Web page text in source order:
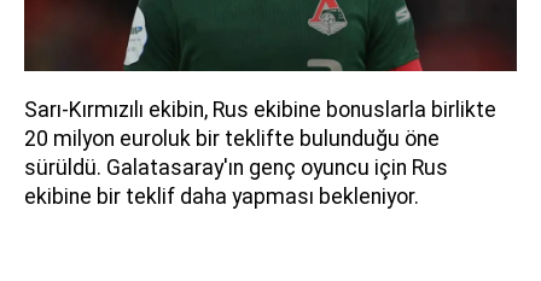
Sarı-Kırmızılı ekibin, Rus ekibine bonuslarla birlikte
20 milyon euroluk bir teklifte bulunduğu öne
sürüldü. Galatasaray'ın genç oyuncu için Rus
ekibine bir teklif daha yapması bekleniyor.